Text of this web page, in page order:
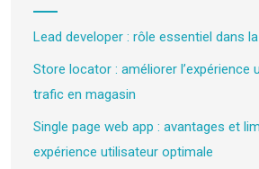
Lead developer : rôle essentiel dans
Store locator : améliorer l’expérience
trafic en magasin
Single page web app : avantages et
expérience utilisateur optimale